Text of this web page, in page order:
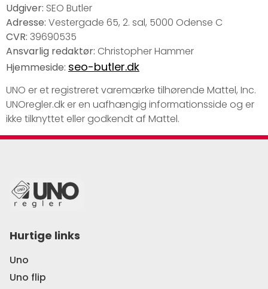
Udgiver: SEO Butler
Adresse: Vestergade 65, 2. sal, 5000 Odense C
CVR: 39690535
Ansvarlig redaktør: Christopher Hammer
Hjemmeside: seo-butler.dk
UNO er et registreret varemærke tilhørende Mattel, Inc.
UNOregler.dk er en uafhængig informationsside og er
ikke tilknyttet eller godkendt af Mattel.
Hurtige links
Uno
Uno flip